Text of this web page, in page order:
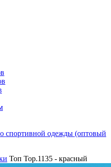
спортивной одежды (оптовый
Топ Top.1135 - красный